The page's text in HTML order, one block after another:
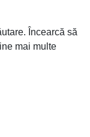
Încearcă să
mai multe